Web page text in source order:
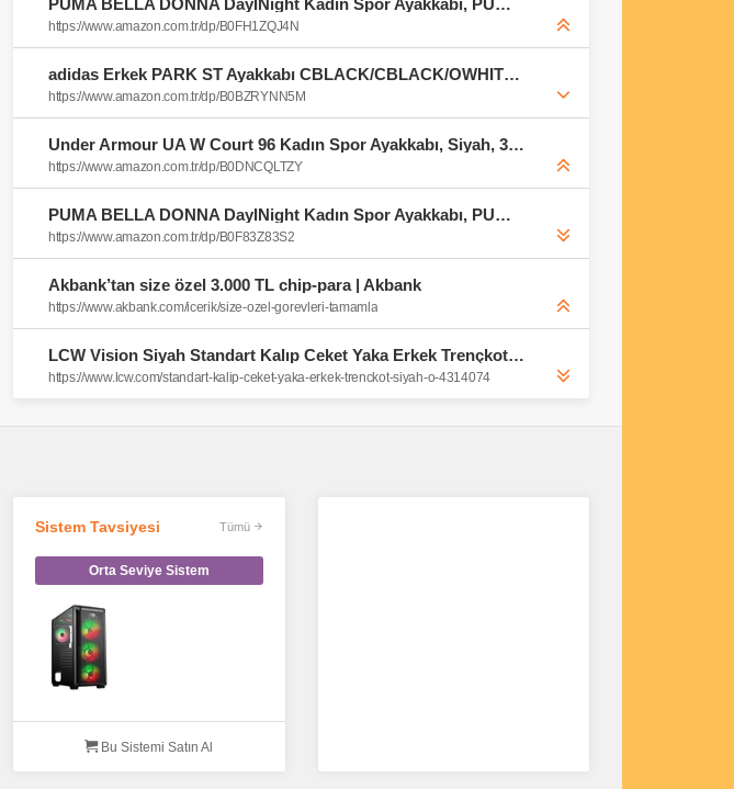
PUMA BELLA DONNA DayINight Kadın Spor Ayakkabı, PUMA Black-PUMA Silver, 35.5 : Amazon.com.tr: Moda
https://www.amazon.com.tr/dp/B0FH1ZQJ4N
adidas Erkek PARK ST Ayakkabı CBLACK/CBLACK/OWHITE 44 2/3 : Amazon.com.tr: Moda
https://www.amazon.com.tr/dp/B0BZRYNN5M
Under Armour UA W Court 96 Kadın Spor Ayakkabı, Siyah, 35-5 Beden : Amazon.com.tr: Moda
https://www.amazon.com.tr/dp/B0DNCQLTZY
PUMA BELLA DONNA DayINight Kadın Spor Ayakkabı, PUMA Black-PUMA Silver, 35.5 : Amazon.com.tr: Moda
https://www.amazon.com.tr/dp/B0F83Z83S2
Akbank’tan size özel 3.000 TL chip-para | Akbank
https://www.akbank.com/icerik/size-ozel-gorevleri-tamamla
LCW Vision Siyah Standart Kalıp Ceket Yaka Erkek Trençkot - S53840Z8-CVL | LCW
https://www.lcw.com/standart-kalip-ceket-yaka-erkek-trenckot-siyah-o-4314074
Sistem Tavsiyesi Tümü
Orta Seviye Sistem
Bu Sistemi Satın Al